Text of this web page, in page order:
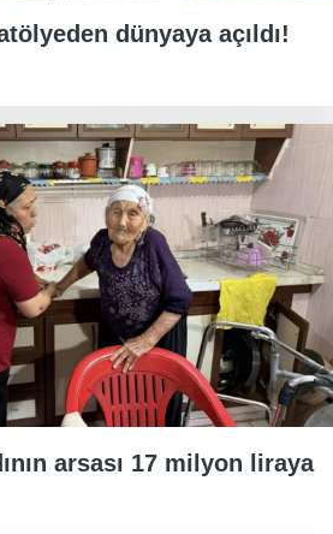
dünyaya açıldı!
arsası 17 milyon liraya